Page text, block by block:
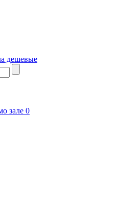
дешевые
зале 0